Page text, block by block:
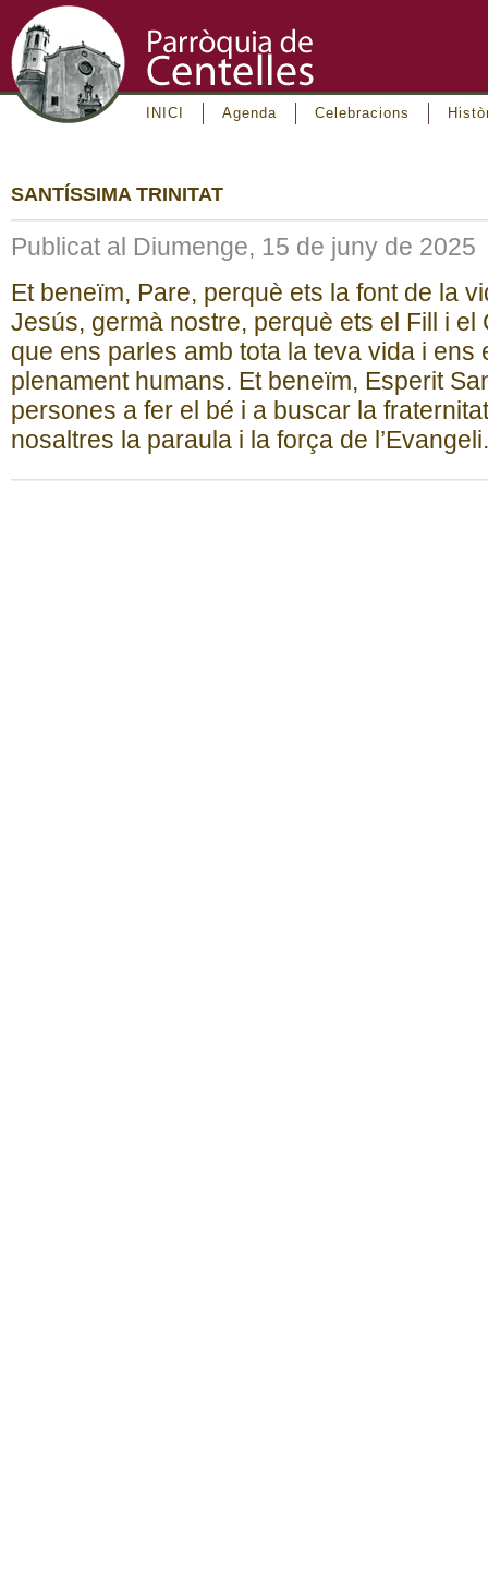
INICI Agenda Celebracions
SANTÍSSIMA TRINITAT
Publicat al Diumenge, 15 de juny de 2025
Et beneïm, Pare, perquè ets la font de la
Jesús, germà nostre, perquè ets el Fill i el
que ens parles amb tota la teva vida i ens
plenament humans. Et beneïm, Esperit
persones a fer el bé i a buscar la
nosaltres la paraula i la força de l’Evangeli.